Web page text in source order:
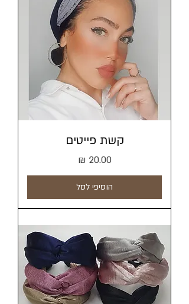
קשת פייטים
מחיר
הוסיפי לסל